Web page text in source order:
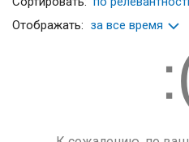
Отображать: за все время